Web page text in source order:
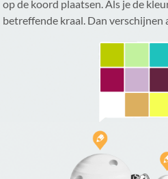
op de koord plaatsen. Als je de
betreffende kraal. Dan verschijnen